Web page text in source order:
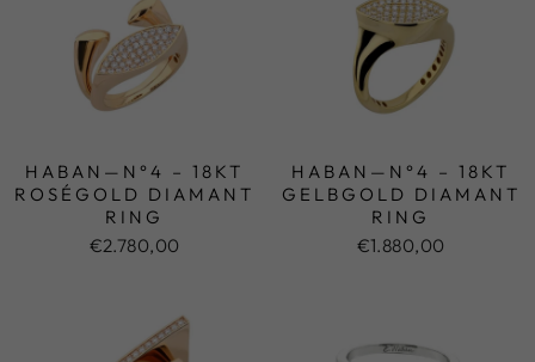
HABAN—N°4 – 18KT
ROSÉGOLD DIAMANT
RING
€2.780,00
HABAN—N°4 – 18KT
GELBGOLD DIAMANT
RING
€1.880,00